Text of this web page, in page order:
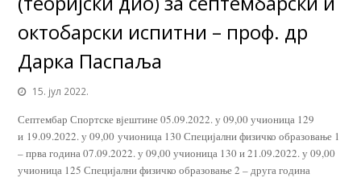
октобарски испитни – проф. др
Дарка Паспаља
15. јул 2022.
Септембар Спортске вјештине 05.09.2022. у 09,00 учионица 129
и 19.09.2022. у 09,00 учионица 130 Специјални физичко образовање 1
– прва година 07.09.2022. у 09,00 учионица 130 и 21.09.2022. у 09,00
учионица 125 Специјални физичко образовање 2 – друга година